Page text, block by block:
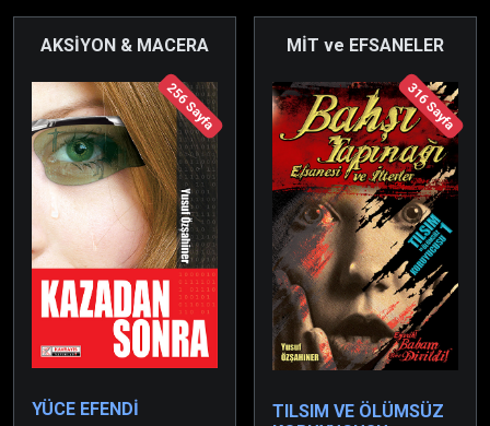
ve iradenizi kontrol
ettiğinize bile
AKSİYON & MACERA
256 Sayfa
YÜCE EFENDİ
MİT ve EFSANELER
316 Sayfa
TILSIM VE ÖLÜMSÜZ